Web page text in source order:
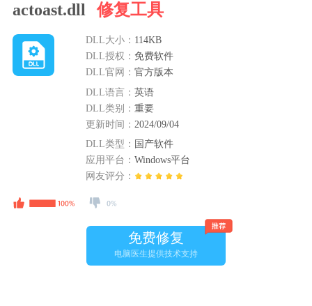
actoast.dll 修复工具
DLL大小： 114KB
DLL授权： 免费软件
DLL官网： 官方版本
DLL语言： 英语
DLL类别： 重要
更新时间： 2024/09/04
DLL类型： 国产软件
应用平台： Windows平台
网友评分：
免费修复
电脑医生提供技术支持